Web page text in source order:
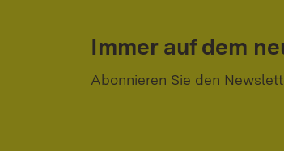
Immer auf dem
Abonnieren Sie den